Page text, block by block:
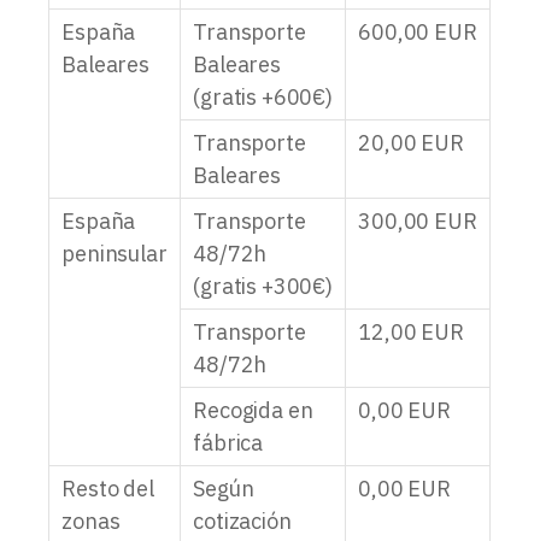
España
Baleares
Transporte
Baleares
(gratis +600€)
600,00 EUR
Transporte
Baleares
20,00 EUR
España
peninsular
Transporte
48/72h
(gratis +300€)
300,00 EUR
Transporte
48/72h
12,00 EUR
Recogida en
fábrica
0,00 EUR
Resto del
zonas
Según
cotización
0,00 EUR